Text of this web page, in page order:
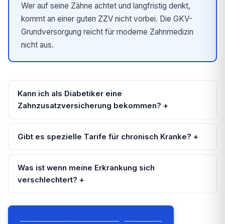
Wer auf seine Zähne achtet und langfristig denkt,
kommt an einer guten ZZV nicht vorbei. Die GKV-
Grundversorgung reicht für moderne Zahnmedizin
nicht aus.
Kann ich als Diabetiker eine
Zahnzusatzversicherung bekommen? +
Gibt es spezielle Tarife für chronisch Kranke? +
Was ist wenn meine Erkrankung sich
verschlechtert? +